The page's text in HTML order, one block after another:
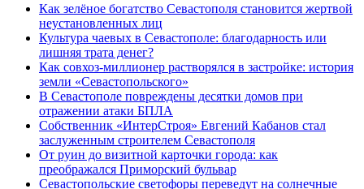
Как зелёное богатство Севастополя становится жертвой
неустановленных лиц
Культура чаевых в Севастополе: благодарность или
лишняя трата денег?
Как совхоз-миллионер растворялся в застройке: история
земли «Севастопольского»
В Севастополе повреждены десятки домов при
отражении атаки БПЛА
Собственник «ИнтерСтроя» Евгений Кабанов стал
заслуженным строителем Севастополя
От руин до визитной карточки города: как
преображался Приморский бульвар
Севастопольские светофоры переведут на солнечные